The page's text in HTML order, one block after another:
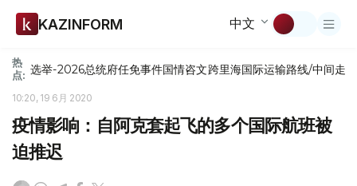
KAZINFORM 中文
热
点: 选举-2026总统府任免事件国情咨文跨里海国际运输路线/中间走廊
10:20, 19 6月 2020
疫情影响：自阿克套起飞的多个国际航班被
迫推迟